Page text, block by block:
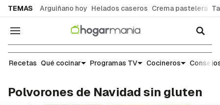
TEMAS Arguiñano hoy Helados caseros Crema pastelera
Navegación
Recetas
Recetas Qué cocinar Programas TV Cocineros
Polvorones de Navidad sin gluten